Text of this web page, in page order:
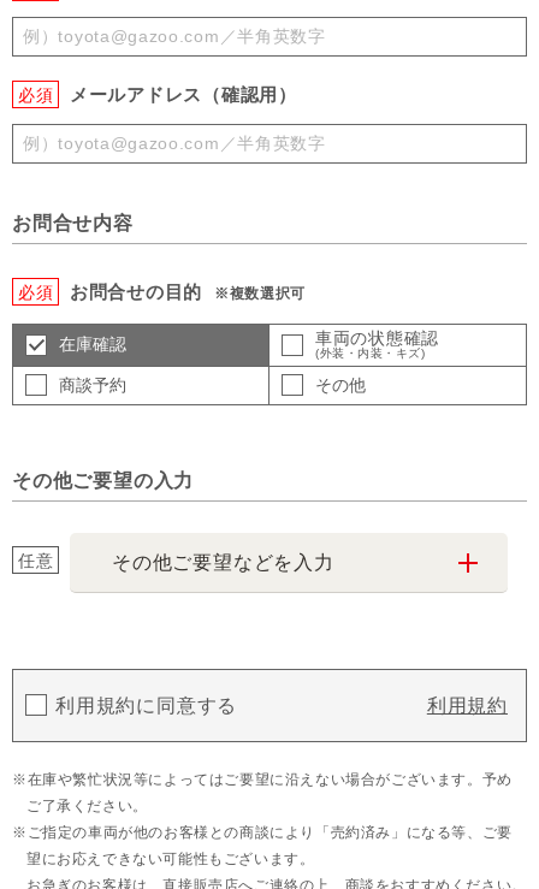
必須 メールアドレス（確認用）
お問合せ内容
必須 お問合せの目的 ※複数選択可
在庫確認 車両の状態確認
(外装・内装・キズ)
商談予約 その他
その他ご要望の入力
任意 その他ご要望などを入力
利用規約に同意する 利用規約
在庫や繁忙状況等によってはご要望に沿えない場合がございます。予め
ご了承ください。
ご指定の車両が他のお客様との商談により「売約済み」になる等、ご要
望にお応えできない可能性もございます。
お急ぎのお客様は、直接販売店へご連絡の上、商談をおすすめください。